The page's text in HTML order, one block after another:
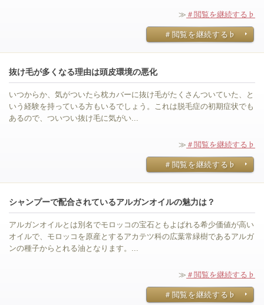
≫ ＃閲覧を継続する♭
＃閲覧を継続する♭
抜け毛が多くなる理由は頭皮環境の悪化
いつからか、気がついたら枕カバーに抜け毛がたくさんついていた、と
いう経験を持っている方もいるでしょう。これは脱毛症の初期症状でも
あるので、ついつい抜け毛に気がい...
≫ ＃閲覧を継続する♭
＃閲覧を継続する♭
シャンプーで配合されているアルガンオイルの魅力は？
アルガンオイルとは別名でモロッコの宝石ともよばれる希少価値が高い
オイルで、モロッコを原産とするアカテツ科の広葉常緑樹であるアルガ
ンの種子からとれる油となります。...
≫ ＃閲覧を継続する♭
＃閲覧を継続する♭